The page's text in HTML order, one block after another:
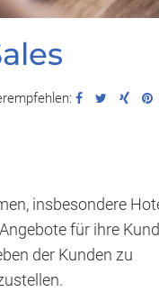
insbesondere
für ihre
der Kunden zu